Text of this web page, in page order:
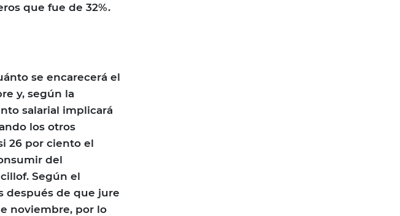
que fue de 32%.
se encarecerá el
y, según la
salarial implicará
los otros
26 por ciento el
del
Según el
después de que jure
noviembre, por lo